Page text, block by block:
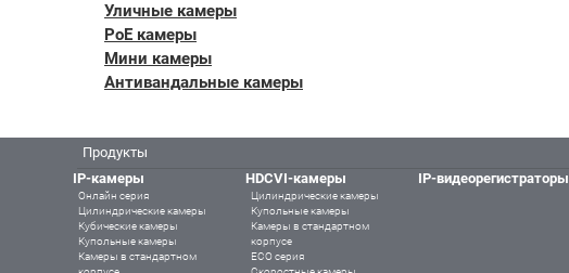
Уличные камеры
PoE камеры
Мини камеры
Антивандальные камеры
Продукты
IP-камеры
Онлайн серия
Цилиндрические камеры
Кубические камеры
Купольные камеры
Камеры в стандартном
HDCVI-камеры
Цилиндрические камеры
Купольные камеры
Камеры в стандартном
корпусе
ECO серия
IP-видеорегистраторы